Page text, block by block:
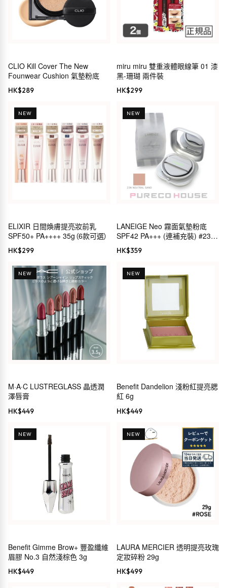
CLIO Kill Cover The New
Founwear Cushion 氣墊粉底
HK$289
miru miru 雙重液體眼線筆 01 漆
黑-珊瑚 兩件裝
HK$299
NEW
ELIXIR 日間煥膚提亮妝前乳
SPF50+ PA++++ 35g（6款可選）
HK$299
NEW
LANEIGE Neo 霧面氣墊粉底
SPF42 PA+++ (連補充裝) #23N
NEUTRAL SAND
HK$359
NEW
M·A·C LUSTREGLASS 晶透潤
澤唇膏
HK$449
NEW
Benefit Dandelion 淺粉紅提亮腮
紅 6g
HK$449
NEW
Benefit Gimme Brow+ 豐盈纖維
眉膠 No.3 自然淺棕色 3g
HK$449
NEW
LAURA MERCIER 透明提亮玫瑰
定妝碎粉 29g
HK$499